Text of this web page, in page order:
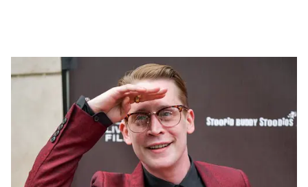
Pawan Khera क्यों नाराज हो गए, कहा-
'मोहन भागवत के बारे में बात मत करो'
Kanwar Yatra: 95 वर्षीय दादी की इच्छा को
पूरी करने 25 पोते बने 'श्रवण कुमार'